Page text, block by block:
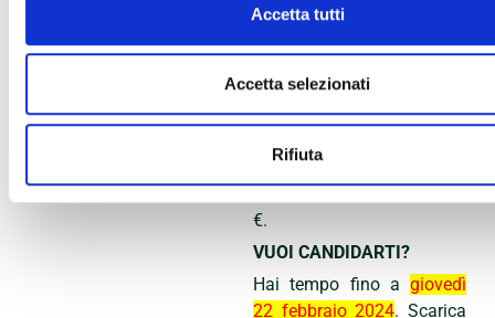
Accetta tutti
Accetta selezionati
Rifiuta
(recuperando i giorni
durante la settimana).
Disponibilità a missioni da
Provincia.
Rimborso annuale di 6.000
€.
VUOI CANDIDARTI?
Hai tempo fino a giovedì
22 febbraio 2024. Scarica